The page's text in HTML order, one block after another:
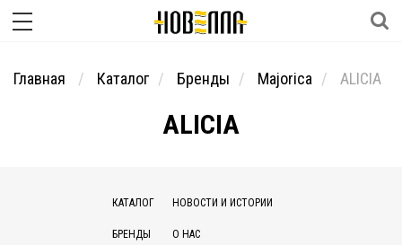
Главная Каталог Бренды Majorica ALICIA
ALICIA
КАТАЛОГ
БРЕНДЫ
НОВОСТИ И ИСТОРИИ
О НАС